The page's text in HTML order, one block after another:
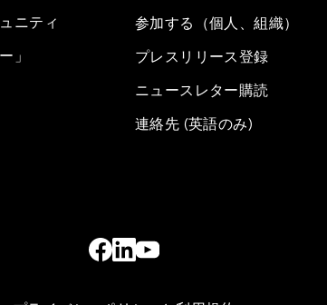
ニティ
」
参加する（個人、組織）
プレスリリース登録
ニュースレター購読
連絡先 (英語のみ)